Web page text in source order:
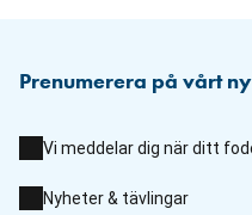
Prenumerera på vårt
Vi meddelar dig när ditt
Nyheter & tävlingar